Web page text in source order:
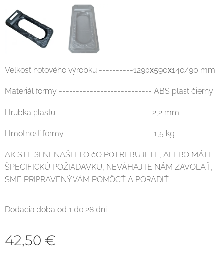
Veľkosť hotového výrobku ----------1290х590х140/90 mm
Materiál formy --------------------------- ABS plast čierny
Hrubka plastu --------------------------- 2,2 mm
Hmotnosť formy ------------------------- 1,5 kg
AK STE SI NENAŠLI TO čO POTREBUJETE, ALEBO MÁTE
ŠPECIFICKÚ POŽIADAVKU, NEVÁHAJTE NÁM ZAVOLAŤ,
SME PRIPRAVENÝ VÁM POMÔCŤ A PORADIŤ
Dodacia doba od 1 do 28 dni
42,50 €